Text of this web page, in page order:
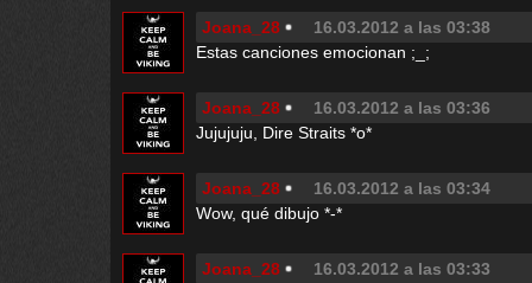
Joana_28
16.03.2012 a las 03:38
Estas canciones emocionan ;_;
Joana_28
16.03.2012 a las 03:36
Jujujuju, Dire Straits *o*
Joana_28
16.03.2012 a las 03:34
Wow, qué dibujo *-*
Joana_28
16.03.2012 a las 03:33